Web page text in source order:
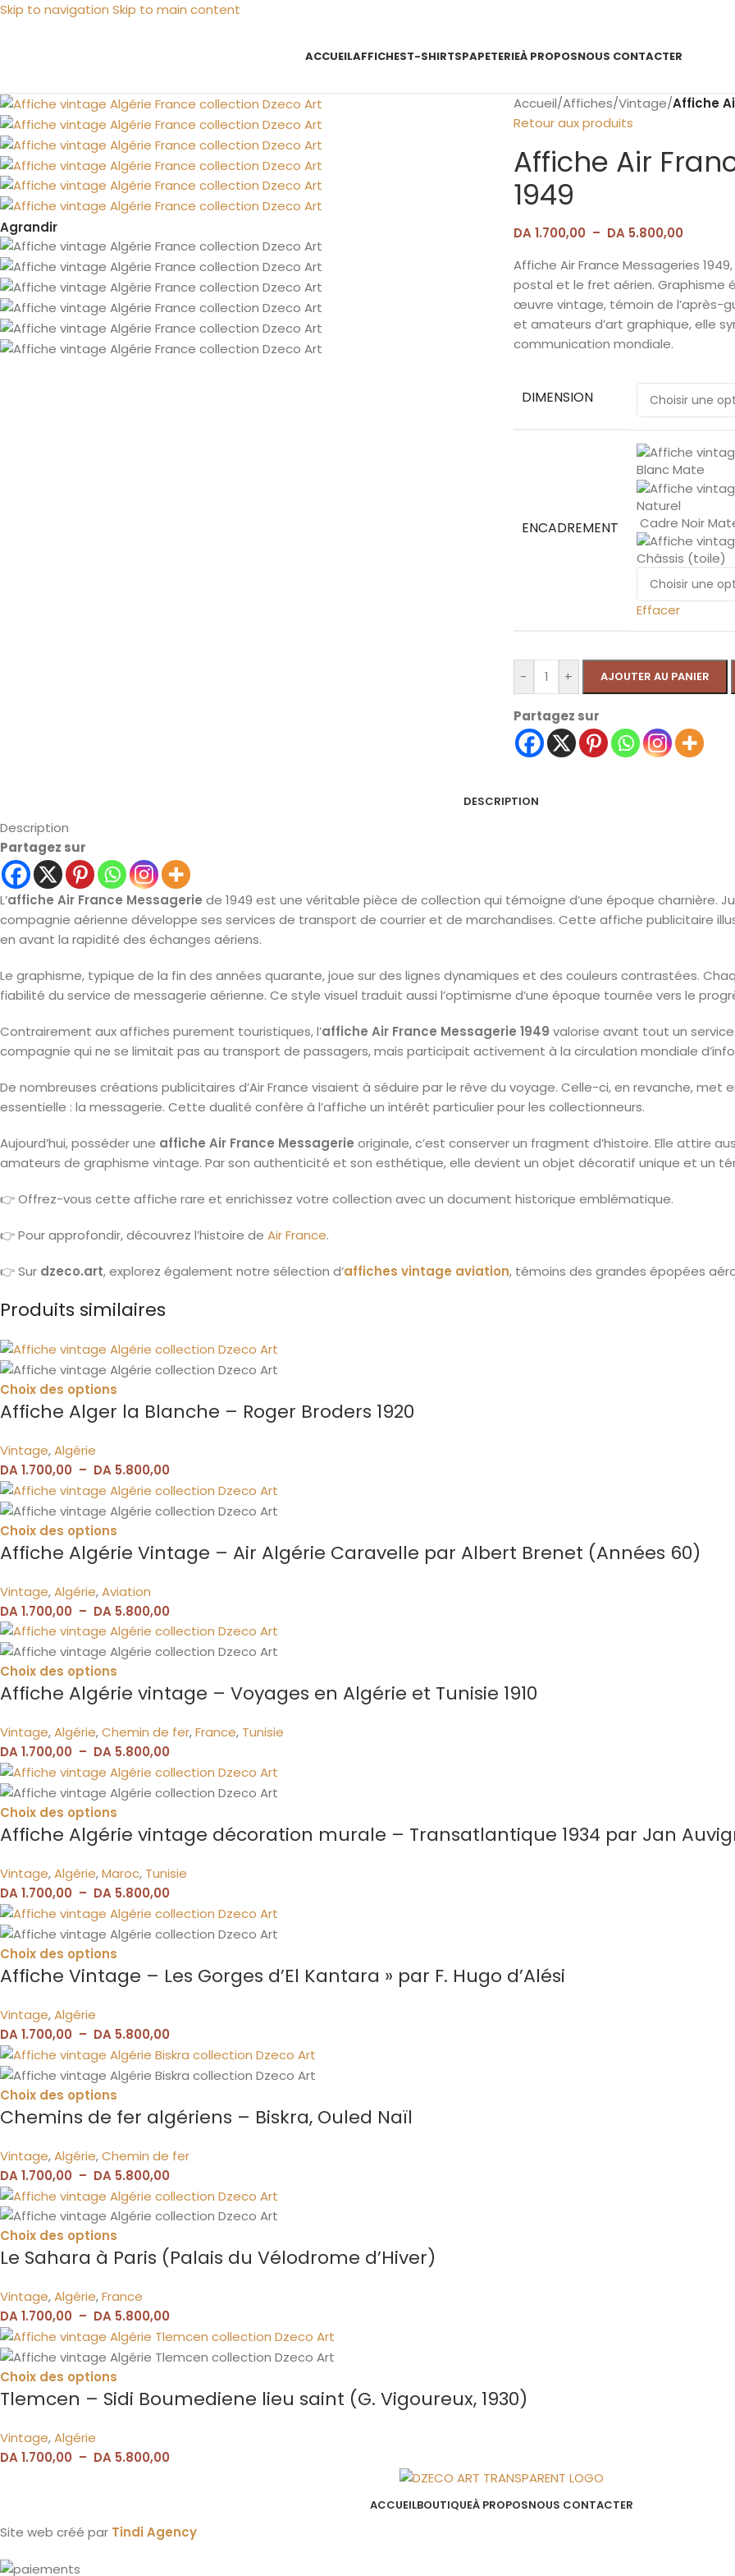
Skip to navigation Skip to main content
ACCUEILAFFICHEST-SHIRTSPAPETERIEÀ PROPOSNOUS CONTACTER
Agrandir
Accueil/Affiches/Vintage/Affiche
Retour aux produits
Affiche Air
1949
DA1.700,00 – DA5.800,00
Affiche Air France Messageries
postal et le fret aérien.
œuvre vintage, témoin de l’après-
et amateurs d’art graphique, elle
communication mondiale.
DIMENSION
ENCADREMENT
Blanc Mate
Naturel
Cadre Noir
Châssis (toile)
Effacer
- + AJOUTER AU PANIER
Partagez sur
DESCRIPTION
Description
Partagez sur
L’affiche Air France Messagerie de 1949 est une véritable pièce de collection qui témoigne d’une époque charnière.
compagnie aérienne développe ses services de transport de courrier et de marchandises. Cette affiche publicitaire
en avant la rapidité des échanges aériens.
Le graphisme, typique de la fin des années quarante, joue sur des lignes dynamiques et des couleurs contrastées.
fiabilité du service de messagerie aérienne. Ce style visuel traduit aussi l’optimisme d’une époque tournée vers le
Contrairement aux affiches purement touristiques, l’affiche Air France Messagerie 1949 valorise avant tout un
compagnie qui ne se limitait pas au transport de passagers, mais participait activement à la circulation mondiale
De nombreuses créations publicitaires d’Air France visaient à séduire par le rêve du voyage. Celle-ci, en revanche, met
essentielle : la messagerie. Cette dualité confère à l’affiche un intérêt particulier pour les collectionneurs.
Aujourd’hui, posséder une affiche Air France Messagerie originale, c’est conserver un fragment d’histoire. Elle attire
amateurs de graphisme vintage. Par son authenticité et son esthétique, elle devient un objet décoratif unique et un
👉 Offrez-vous cette affiche rare et enrichissez votre collection avec un document historique emblématique.
👉 Pour approfondir, découvrez l’histoire de Air France.
👉 Sur dzeco.art, explorez également notre sélection d’affiches vintage aviation, témoins des grandes épopées
Produits similaires
Choix des options
Affiche Alger la Blanche – Roger Broders 1920
Vintage,Algérie
DA1.700,00 – DA 5.800,00
Choix des options
Affiche Algérie Vintage – Air Algérie Caravelle par Albert Brenet (Années 60)
Vintage,Algérie,Aviation
DA1.700,00 – DA 5.800,00
Choix des options
Affiche Algérie vintage – Voyages en Algérie et Tunisie 1910
Vintage,Algérie,Chemin de fer,France, Tunisie
DA1.700,00 – DA 5.800,00
Choix des options
Affiche Algérie vintage décoration murale – Transatlantique 1934 par Jan
Vintage,Algérie,Maroc, Tunisie
DA1.700,00 – DA 5.800,00
Choix des options
Affiche Vintage – Les Gorges d’El Kantara » par F. Hugo d’Alési
Vintage,Algérie
DA1.700,00 – DA 5.800,00
Choix des options
Chemins de fer algériens – Biskra, Ouled Naïl
Vintage,Algérie,Chemin de fer
DA1.700,00 – DA 5.800,00
Choix des options
Le Sahara à Paris (Palais du Vélodrome d’Hiver)
Vintage,Algérie,France
DA1.700,00 – DA 5.800,00
Choix des options
Tlemcen – Sidi Boumediene lieu saint (G. Vigoureux, 1930)
Vintage,Algérie
DA1.700,00 – DA 5.800,00
ACCUEILBOUTIQUEÀ PROPOSNOUS CONTACTER
Site web créé par Tindi Agency